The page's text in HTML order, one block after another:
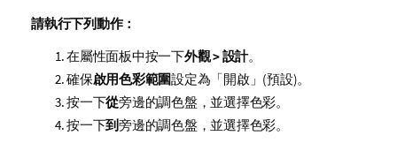
請執行下列動作：
在屬性面板中按一下外觀 > 設計。
確保啟用色彩範圍設定為「開啟」(預設)。
按一下從旁邊的調色盤，並選擇色彩。
按一下到旁邊的調色盤，並選擇色彩。